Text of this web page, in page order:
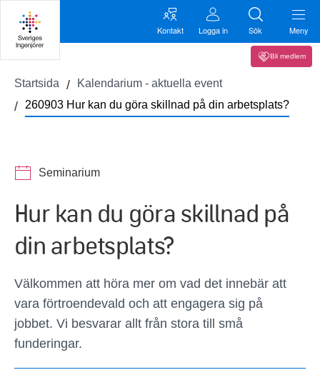
Kontakt Logga in Sök Meny
Bli medlem
Startsida
Kalendarium - aktuella event
260903 Hur kan du göra skillnad på din arbetsplats?
Seminarium
Hur kan du göra skillnad på
din arbetsplats?
Välkommen att höra mer om vad det innebär att
vara förtroendevald och att engagera sig på
jobbet. Vi besvarar allt från stora till små
funderingar.